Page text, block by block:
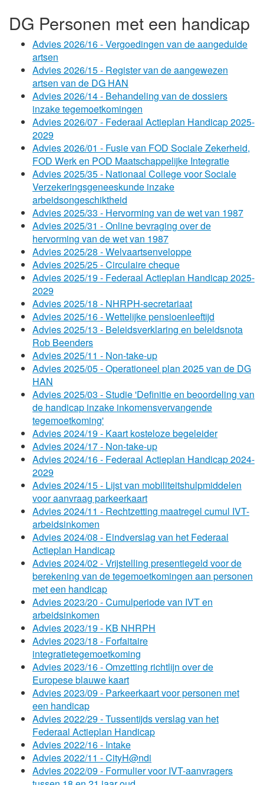
DG Personen met een handicap
Advies 2026/16 - Vergoedingen van de aangeduide
artsen
Advies 2026/15 - Register van de aangewezen
artsen van de DG HAN
Advies 2026/14 - Behandeling van de dossiers
inzake tegemoetkomingen
Advies 2026/07 - Federaal Actieplan Handicap 2025-
2029
Advies 2026/01 - Fusie van FOD Sociale Zekerheid,
FOD Werk en POD Maatschappelijke Integratie
Advies 2025/35 - Nationaal College voor Sociale
Verzekeringsgeneeskunde inzake
arbeidsongeschiktheid
Advies 2025/33 - Hervorming van de wet van 1987
Advies 2025/31 - Online bevraging over de
hervorming van de wet van 1987
Advies 2025/28 - Welvaartsenveloppe
Advies 2025/25 - Circulaire cheque
Advies 2025/19 - Federaal Actieplan Handicap 2025-
2029
Advies 2025/18 - NHRPH-secretariaat
Advies 2025/16 - Wettelijke pensioenleeftijd
Advies 2025/13 - Beleidsverklaring en beleidsnota
Rob Beenders
Advies 2025/11 - Non-take-up
Advies 2025/05 - Operationeel plan 2025 van de DG
HAN
Advies 2025/03 - Studie 'Definitie en beoordeling van
de handicap inzake inkomensvervangende
tegemoetkoming'
Advies 2024/19 - Kaart kosteloze begeleider
Advies 2024/17 - Non-take-up
Advies 2024/16 - Federaal Actieplan Handicap 2024-
2029
Advies 2024/15 - Lijst van mobiliteitshulpmiddelen
voor aanvraag parkeerkaart
Advies 2024/11 - Rechtzetting maatregel cumul IVT-
arbeidsinkomen
Advies 2024/08 - Eindverslag van het Federaal
Actieplan Handicap
Advies 2024/02 - Vrijstelling presentiegeld voor de
berekening van de tegemoetkomingen aan personen
met een handicap
Advies 2023/20 - Cumulperiode van IVT en
arbeidsinkomen
Advies 2023/19 - KB NHRPH
Advies 2023/18 - Forfaitaire
integratietegemoetkoming
Advies 2023/16 - Omzetting richtlijn over de
Europese blauwe kaart
Advies 2023/09 - Parkeerkaart voor personen met
een handicap
Advies 2022/29 - Tussentijds verslag van het
Federaal Actieplan Handicap
Advies 2022/16 - Intake
Advies 2022/11 - CityH@ndi
Advies 2022/09 - Formulier voor IVT-aanvragers